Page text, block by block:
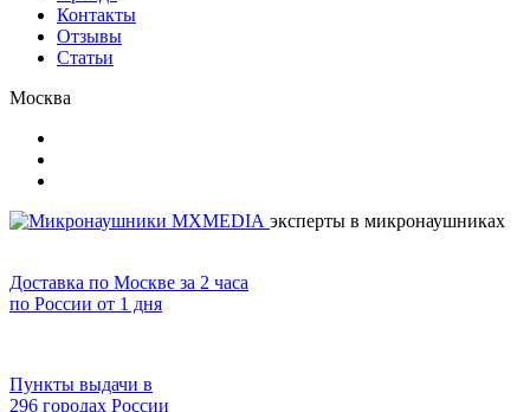
Контакты
Отзывы
Статьи
Москва
эксперты в микронаушниках
Доставка по Москве за 2 часа
по России от 1 дня
Пункты выдачи в
296 городах России